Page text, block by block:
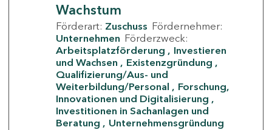
Wachstum
Förderart: Zuschuss Fördernehmer:
Unternehmen Förderzweck:
Arbeitsplatzförderung
Investieren
und Wachsen
Existenzgründung
Qualifizierung/Aus- und
Weiterbildung/Personal
Forschung,
Innovationen und Digitalisierung
Investitionen in Sachanlagen und
Beratung
Unternehmensgründung